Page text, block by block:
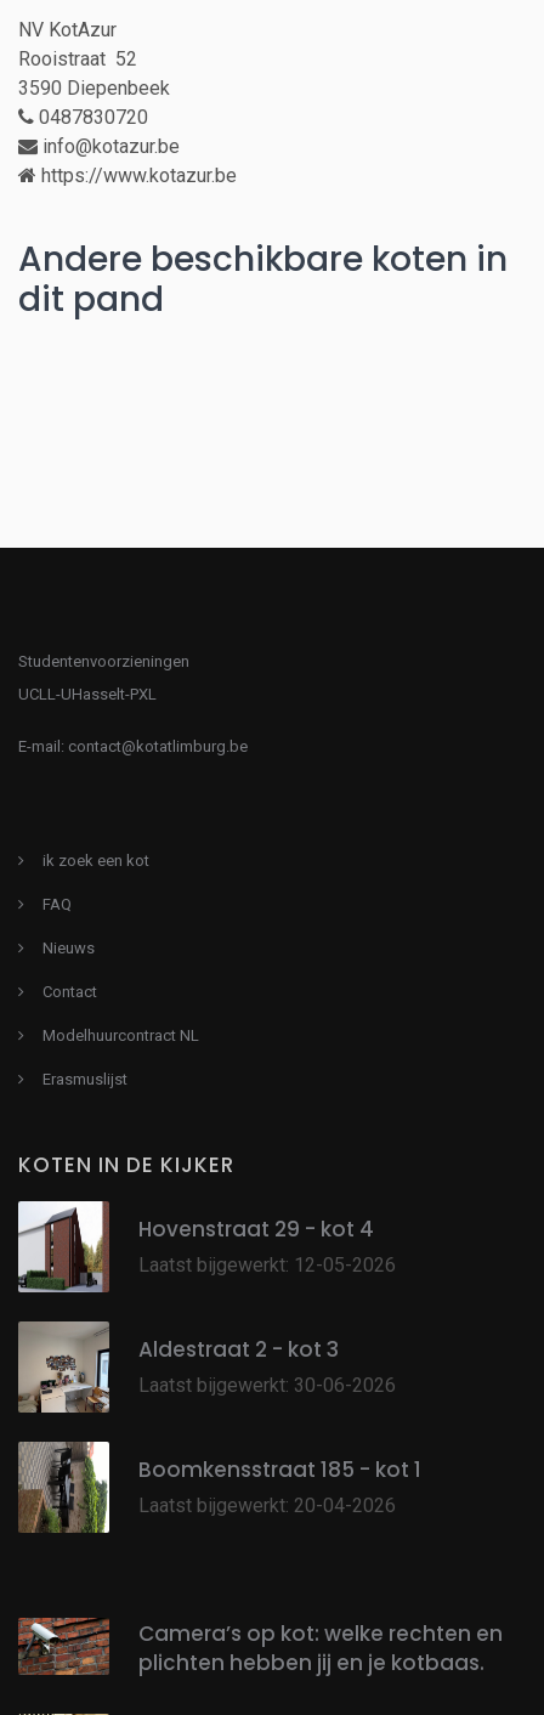
NV KotAzur
Rooistraat 52
3590 Diepenbeek
0487830720
info@kotazur.be
https://www.kotazur.be
Andere beschikbare koten in
dit pand
Studentenvoorzieningen
UCLL-UHasselt-PXL
E-mail: contact@kotatlimburg.be
ik zoek een kot
FAQ
Nieuws
Contact
Modelhuurcontract NL
Erasmuslijst
KOTEN IN DE KIJKER
Hovenstraat 29 - kot 4
Laatst bijgewerkt: 12-05-2026
Aldestraat 2 - kot 3
Laatst bijgewerkt: 30-06-2026
Boomkensstraat 185 - kot 1
Laatst bijgewerkt: 20-04-2026
Camera’s op kot: welke rechten en
plichten hebben jij en je kotbaas.